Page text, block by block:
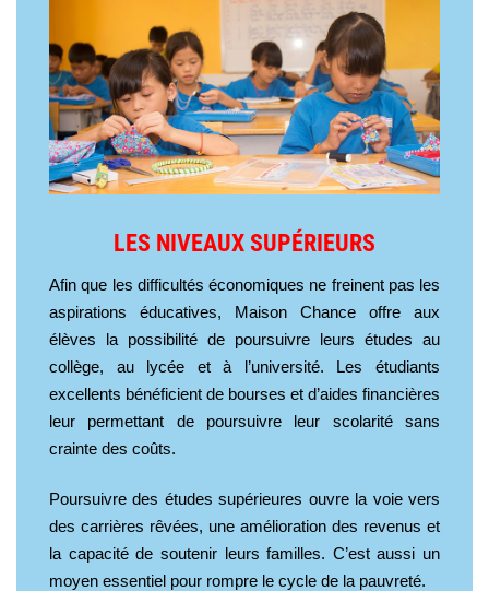
LES NIVEAUX SUPÉRIEURS
Afin que les difficultés économiques ne freinent pas les
aspirations éducatives, Maison Chance offre aux
élèves la possibilité de poursuivre leurs études au
collège, au lycée et à l’université. Les étudiants
excellents bénéficient de bourses et d’aides financières
leur permettant de poursuivre leur scolarité sans
crainte des coûts.
Poursuivre des études supérieures ouvre la voie vers
des carrières rêvées, une amélioration des revenus et
la capacité de soutenir leurs familles. C’est aussi un
moyen essentiel pour rompre le cycle de la pauvreté.